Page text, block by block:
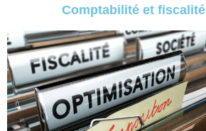
Comptabilité et fiscalité